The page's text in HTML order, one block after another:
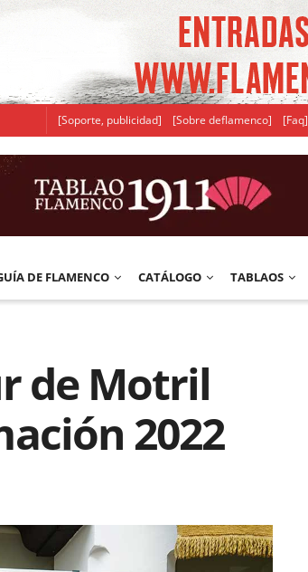
[Soporte, publicidad] [Sobre deflamenco] [Faq]
DE FLAMENCO CATÁLOGO TABLAOS
de Motril
2022